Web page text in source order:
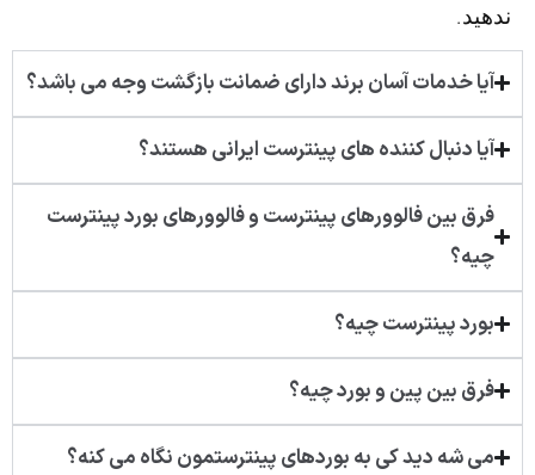
ندهید.
آیا خدمات آسان برند دارای ضمانت بازگشت وجه می باشد؟
آیا دنبال کننده های پینترست ایرانی هستند؟
فرق بین فالوورهای پینترست و فالوورهای بورد پینترست
چیه؟
بورد پینترست چیه؟
فرق بین پین و بورد چیه؟
می شه دید کی به بوردهای پینترستمون نگاه می کنه؟